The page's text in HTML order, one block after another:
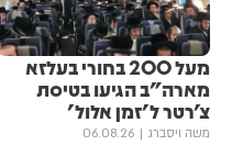
מעל 200 בחורי בעלזא
מארה"ב הגיעו בטיסת
צ'רטר ל'זמן אלול'
משה ויסברג 06.08.26